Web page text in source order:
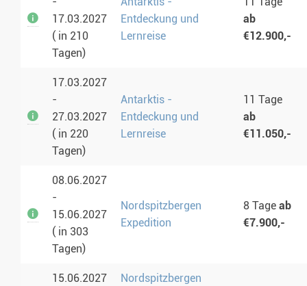
17.03.2027
( in 210
Tagen)
Entdeckung und
Lernreise
ab
€12.900,-
17.03.2027
-
27.03.2027
( in 220
Tagen)
Antarktis -
Entdeckung und
Lernreise
11 Tage
ab
€11.050,-
08.06.2027
-
15.06.2027
( in 303
Tagen)
Nordspitzbergen
Expedition
8 Tage ab
€7.900,-
15.06.2027
Nordspitzbergen